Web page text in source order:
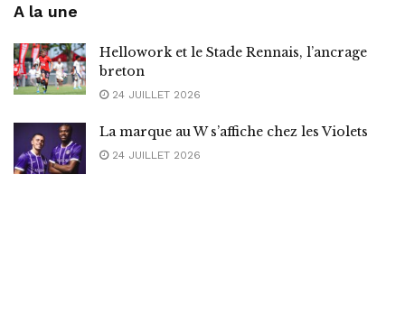
A la une
Hellowork et le Stade Rennais, l’ancrage
breton
24 JUILLET 2026
La marque au W s’affiche chez les Violets
24 JUILLET 2026